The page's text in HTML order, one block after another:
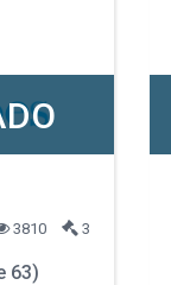
3810 3
63)